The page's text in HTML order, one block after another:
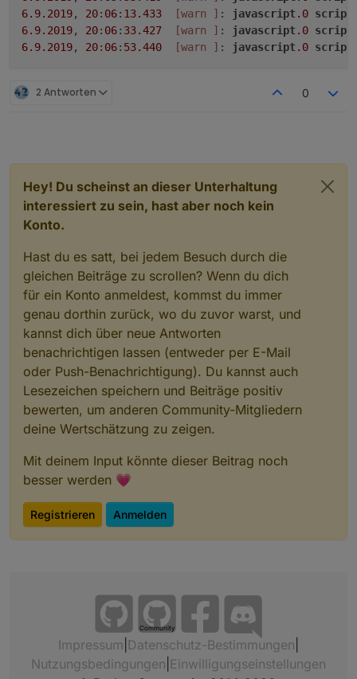
6.9.2019, 20: 06: 13.433 [warn ] : javascript.0 script
6.9.2019, 20: 06: 33.427 [warn ] : javascript.0 script
6.9.2019, 20: 06: 53.440 [warn ] : javascript.0 script
2 Antworten 0
Hey! Du scheinst an dieser Unterhaltung
interessiert zu sein, hast aber noch kein
Konto.
Hast du es satt, bei jedem Besuch durch die
gleichen Beiträge zu scrollen? Wenn du dich
für ein Konto anmeldest, kommst du immer
genau dorthin zurück, wo du zuvor warst, und
kannst dich über neue Antworten
benachrichtigen lassen (entweder per E-Mail
oder Push-Benachrichtigung). Du kannst auch
Lesezeichen speichern und Beiträge positiv
bewerten, um anderen Community-Mitgliedern
deine Wertschätzung zu zeigen.
Mit deinem Input könnte dieser Beitrag noch
besser werden 💗
Registrieren Anmelden
Community
Impressum Datenschutz-Bestimmungen
Nutzungsbedingungen Einwilligungseinstellungen